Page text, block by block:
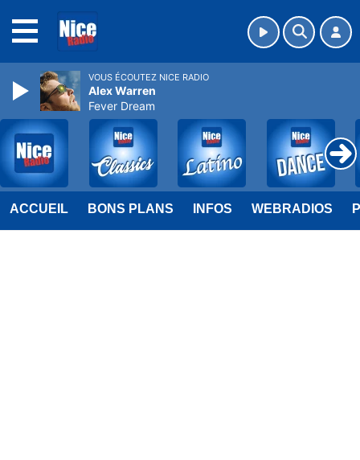
ACCUEIL BONS PLANS INFOS WEBRADIOS
VOUS ÉCOUTEZ NICE RADIO
Alex Warren
Fever Dream